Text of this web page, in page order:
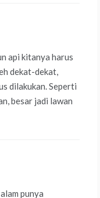
api kitanya harus
dekat-dekat,
dilakukan. Seperti
besar jadi lawan
punya